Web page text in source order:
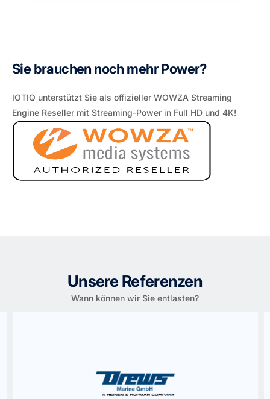
Sie brauchen noch mehr Power?
IOTIQ unterstützt Sie als offizieller WOWZA Streaming
Engine Reseller mit Streaming-Power in Full HD und 4K!
Unsere Referenzen
Wann können wir Sie entlasten?